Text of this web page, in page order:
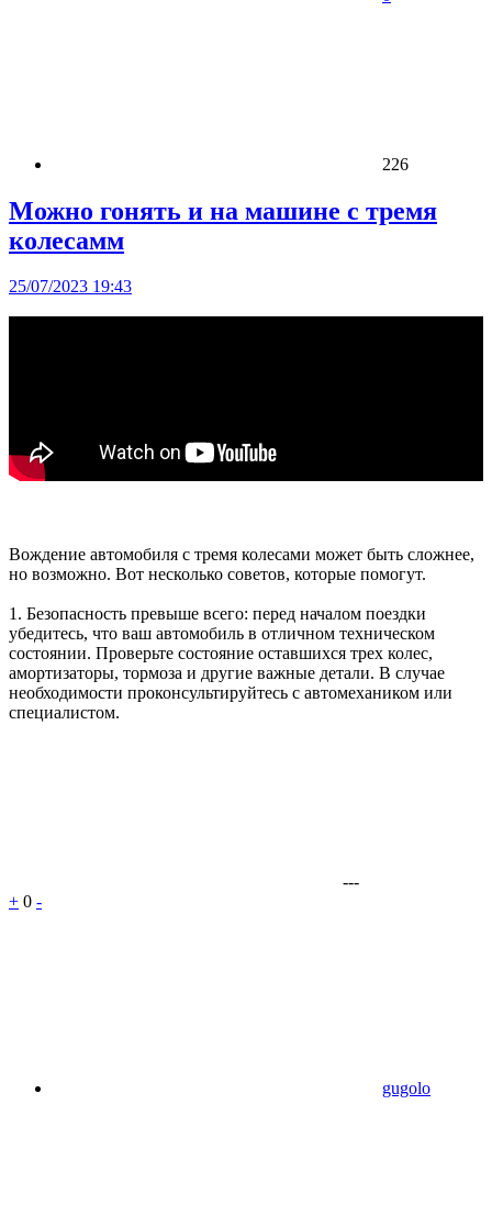
226
Можно гонять и на машине с тремя
колесамм
25/07/2023 19:43
Вождение автомобиля с тремя колесами может быть сложнее,
но возможно. Вот несколько советов, которые помогут.
1. Безопасность превыше всего: перед началом поездки
убедитесь, что ваш автомобиль в отличном техническом
состоянии. Проверьте состояние оставшихся трех колес,
амортизаторы, тормоза и другие важные детали. В случае
необходимости проконсультируйтесь с автомехаником или
специалистом.
---
+ 0 -
gugolo